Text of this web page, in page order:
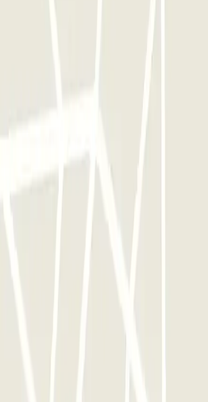
potrai usufruire dell'intera rete di
entrare e uscire dal
vorrai.
Opinioni